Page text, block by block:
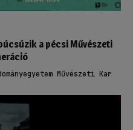
a pécsi Művészeti
Művészeti Kar